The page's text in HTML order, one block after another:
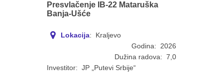
Presvlačenje IB-22 Mataruška
Banja-Ušće
Lokacija: Kraljevo
Godina: 2026
Dužina radova: 7,0
Investitor: JP „Putevi Srbije“